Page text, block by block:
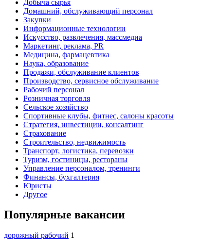
Добыча сырья
Домашний, обслуживающий персонал
Закупки
Информационные технологии
Искусство, развлечения, массмедиа
Маркетинг, реклама, PR
Медицина, фармацевтика
Наука, образование
Продажи, обслуживание клиентов
Производство, сервисное обслуживание
Рабочий персонал
Розничная торговля
Сельское хозяйство
Спортивные клубы, фитнес, салоны красоты
Стратегия, инвестиции, консалтинг
Страхование
Строительство, недвижимость
Транспорт, логистика, перевозки
Туризм, гостиницы, рестораны
Управление персоналом, тренинги
Финансы, бухгалтерия
Юристы
Другое
Популярные вакансии
дорожный рабочий 1